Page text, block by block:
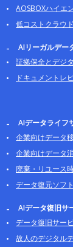
AOSBOXハイエ
低コストクラウ
AIリーガルデー
証拠保全とデジ
ドキュメントレ
AIデータライフ
企業向けデータ
企業向けデータ
廃棄・リユース
データ復元ソフト
AIデータ復旧サ
データ復旧サー
故人のデジタル